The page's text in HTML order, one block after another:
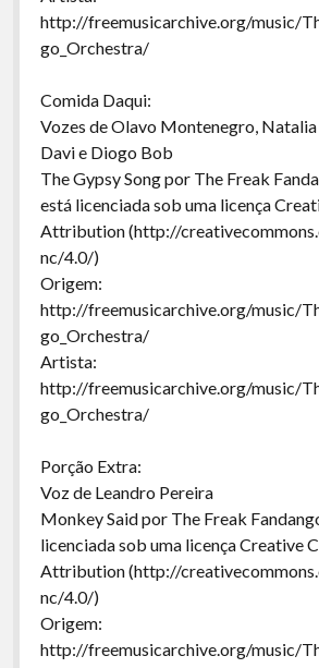
http://freemusicarchive.org/music/
go_Orchestra/
Comida Daqui:
Vozes de Olavo Montenegro,
Davi e Diogo Bob
The Gypsy Song por The Freak
está licenciada sob uma licença
Attribution (http://
nc/4.0/)
Origem:
http://freemusicarchive.org/music/
go_Orchestra/
Artista:
http://freemusicarchive.org/music/
go_Orchestra/
Porção Extra:
Voz de Leandro Pereira
Monkey Said por The Freak
licenciada sob uma licença Creative
Attribution (http://
nc/4.0/)
Origem:
http://freemusicarchive.org/music/